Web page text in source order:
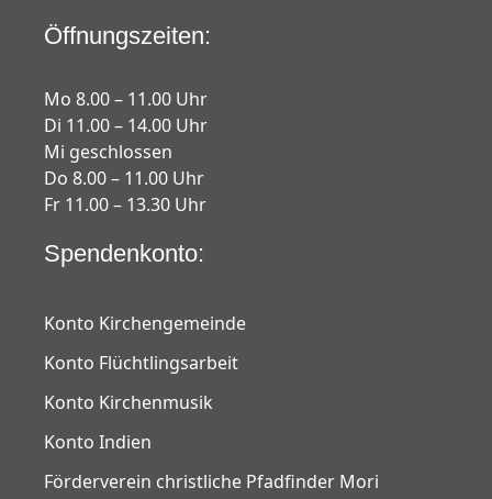
Öffnungszeiten:
Mo 8.00 – 11.00 Uhr
Di 11.00 – 14.00 Uhr
Mi geschlossen
Do 8.00 – 11.00 Uhr
Fr 11.00 – 13.30 Uhr
Spendenkonto:
Konto Kirchengemeinde
Konto Flüchtlingsarbeit
Konto Kirchenmusik
Konto Indien
Förderverein christliche Pfadfinder Mori